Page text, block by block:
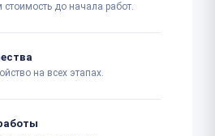
до начала работ.
на всех этапах.